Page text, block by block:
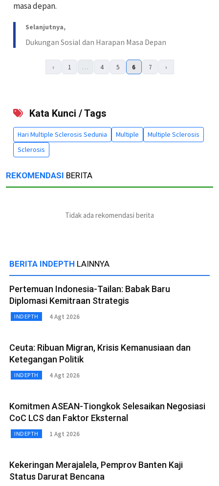
masa depan.
Selanjutnya,
Dukungan Sosial dan Harapan Masa Depan
‹ 1 … 4 5 6 7 ›
Kata Kunci / Tags
Hari Multiple Sclerosis Sedunia Multiple
Multiple Sclerosis
Sclerosis
REKOMENDASI BERITA
Tidak ada rekomendasi berita
BERITA INDEPTH LAINNYA
Pertemuan Indonesia-Tailan: Babak Baru
Diplomasi Kemitraan Strategis
INDEPTH 4 Agt 2026
Ceuta: Ribuan Migran, Krisis Kemanusiaan dan
Ketegangan Politik
INDEPTH 4 Agt 2026
Komitmen ASEAN-Tiongkok Selesaikan Negosiasi
CoC LCS dan Faktor Eksternal
INDEPTH 1 Agt 2026
Kekeringan Merajalela, Pemprov Banten Kaji
Status Darurat Bencana